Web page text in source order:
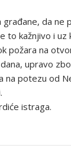
građane, da
to kažnjivo i uz
požara na
upravo
na potezu od
istraga.